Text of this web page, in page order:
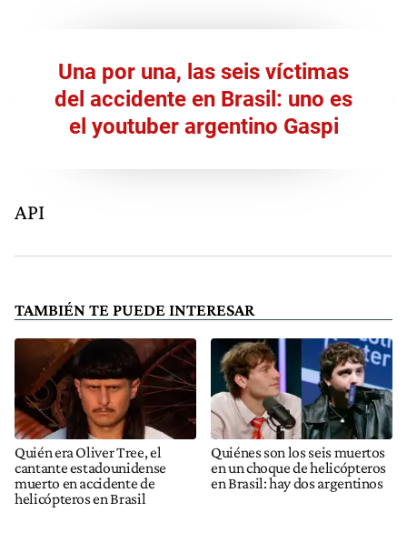
Una por una, las seis víctimas
del accidente en Brasil: uno es
el youtuber argentino Gaspi
API
TAMBIÉN TE PUEDE INTERESAR
Quién era Oliver Tree, el
cantante estadounidense
muerto en accidente de
helicópteros en Brasil
Quiénes son los seis muertos
en un choque de helicópteros
en Brasil: hay dos argentinos